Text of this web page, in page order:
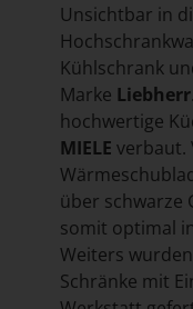
Unsichtbar in
Kühlschrank
Marke Liebherr
hochwertige
MIELE verbaut.
über schwarze
somit optimal
Weiters
Schränke mit